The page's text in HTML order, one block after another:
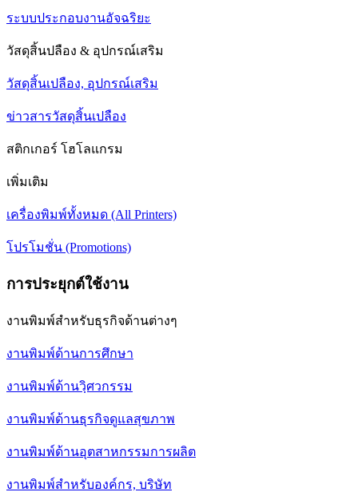
ระบบประกอบงานอัจฉริยะ
วัสดุสิ้นปลือง & อุปกรณ์เสริม
วัสดุสิ้นเปลือง, อุปกรณ์เสริม
ข่าวสารวัสดุสิ้นเปลือง
สติกเกอร์ โฮโลแกรม
เพิ่มเติม
เครื่องพิมพ์ทั้งหมด (All Printers)
โปรโมชั่น (Promotions)
การประยุกต์ใช้งาน
งานพิมพ์สำหรับธุรกิจด้านต่างๆ
งานพิมพ์ด้านการศึกษา
งานพิมพ์ด้านวฺิศวกรรม
งานพิมพ์ด้านธุรกิจดูแลสุขภาพ
งานพิมพ์ด้านอุตสาหกรรมการผลิต
งานพิมพ์สำหรับองค์กร, บริษัท